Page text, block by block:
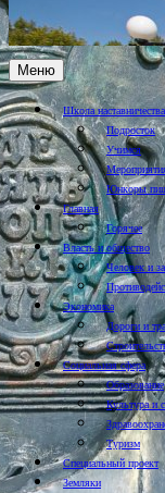
Меню
Школа наставничества
Подросток
Учимся
Юнкоры
Главная
Горячее
Власть и общество
Человек и
Экономика
Дороги и
Социальная сфера
Образование
Культура и
Туризм
Специальный проект
Земляки